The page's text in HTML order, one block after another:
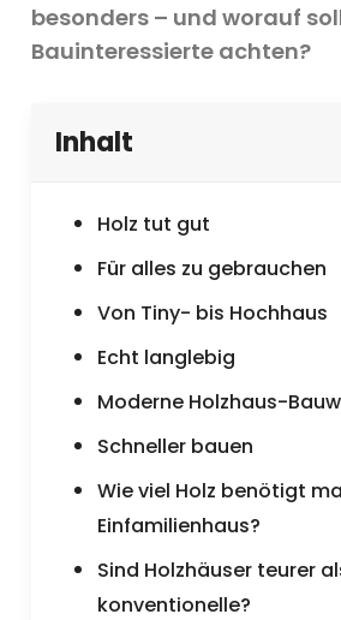
besonders – und worauf
Bauinteressierte achten?
Inhalt
Holz tut gut
Für alles zu gebrauchen
Von Tiny- bis Hochhaus
Echt langlebig
Moderne Holzhaus-
Schneller bauen
Wie viel Holz benötigt
Einfamilienhaus?
Sind Holzhäuser teurer
konventionelle?